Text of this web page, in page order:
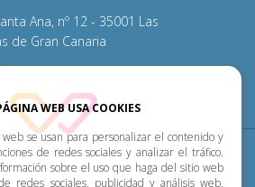
WEB USA COOKIES
web se usan para personalizar el contenido y
de redes sociales y analizar el tráfico.
sobre el uso que haga del sitio web
redes sociales, publicidad y análisis web,
Ana, nº 12 - 35001 Las
de Gran Canaria
P. Menor Cumplimiento